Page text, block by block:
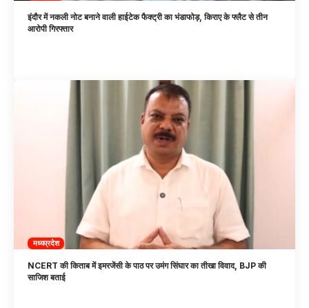
इंदौर में नकली नोट बनाने वाली हाईटेक फैक्ट्री का भंडाफोड़, किराए के फ्लैट से तीन
आरोपी गिरफ्तार
मध्यप्रदेश
NCERT की किताब में इमरजेंसी के पाठ पर उमंग सिंघार का तीखा विवाद, BJP की
साजिश बताई